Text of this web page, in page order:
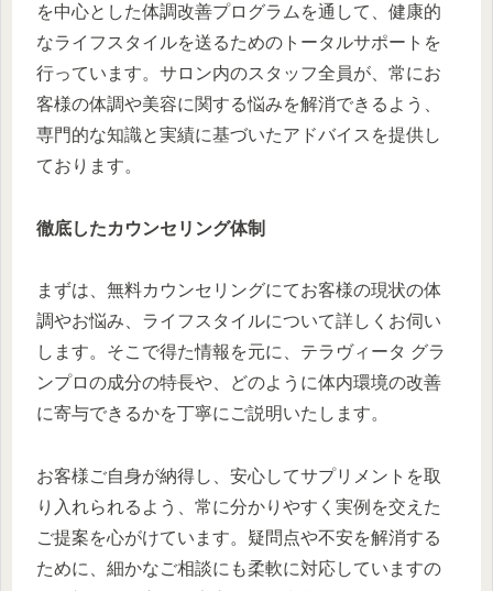
を中心とした体調改善プログラムを通して、健康的
なライフスタイルを送るためのトータルサポートを
行っています。サロン内のスタッフ全員が、常にお
客様の体調や美容に関する悩みを解消できるよう、
専門的な知識と実績に基づいたアドバイスを提供し
ております。
徹底したカウンセリング体制
まずは、無料カウンセリングにてお客様の現状の体
調やお悩み、ライフスタイルについて詳しくお伺い
します。そこで得た情報を元に、テラヴィータ グラ
ンプロの成分の特長や、どのように体内環境の改善
に寄与できるかを丁寧にご説明いたします。
お客様ご自身が納得し、安心してサプリメントを取
り入れられるよう、常に分かりやすく実例を交えた
ご提案を心がけています。疑問点や不安を解消する
ために、細かなご相談にも柔軟に対応していますの